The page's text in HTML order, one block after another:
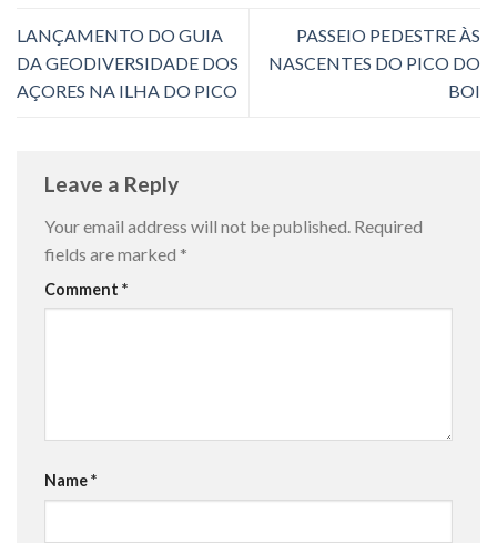
LANÇAMENTO DO GUIA
DA GEODIVERSIDADE DOS
AÇORES NA ILHA DO PICO
PASSEIO PEDESTRE ÀS
NASCENTES DO PICO DO
BOI
Leave a Reply
Your email address will not be published. Required
fields are marked *
Comment *
Name*